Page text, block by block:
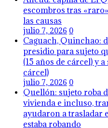
escombros tras
las causas
julio 7, 2026 0
Caguach, Quinchao:
presidio para sujeto
(15 años de cárcel) y
cárcel)
julio 7, 2026 0
Quellón: sujeto roba
vivienda e incluso,
ayudaron a trasladar
estaba robando